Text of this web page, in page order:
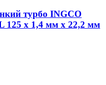
турбо INGCO
125 х 1,4 мм x 22,2 мм